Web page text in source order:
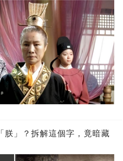
朕」？拆解這個字，竟暗藏